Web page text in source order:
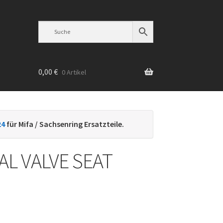
0,00 € 0 Artikel
für Mifa / Sachsenring Ersatzteile.
VALVE SEAT